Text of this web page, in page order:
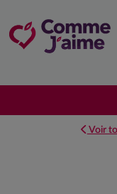
Voir